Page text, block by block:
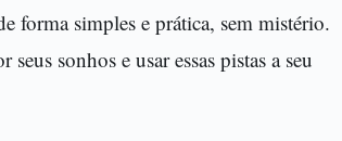
forma simples e prática, sem mistério.
sonhos e usar essas pistas a seu